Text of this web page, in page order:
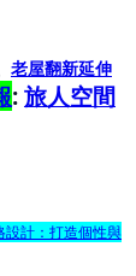
老屋翻新延伸
: 旅人空間
設計：打造個性與